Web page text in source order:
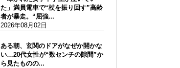
た」満員電車で“杖を振り回す”高齢
者が暴走。“屈強...
2026年08月02日
ある朝、玄関のドアがなぜか開かな
い…20代女性が“数センチの隙間”か
ら見たものの...